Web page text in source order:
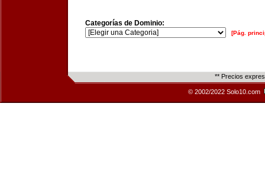
Categorías de Dominio:
[Pág.
** Precios
© 2002/2022 Solo10.com